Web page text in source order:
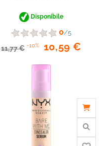
Disponibile
0/5
11,77 € -10% 10,59 €